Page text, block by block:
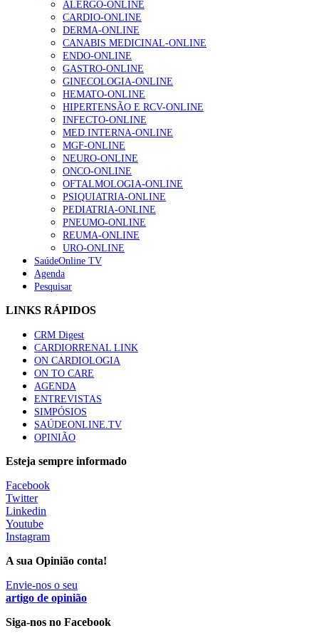
Alguns milhares de utentes podem ficar sem médico de
família com nova regras do registo, alerta associação
175 visualizações
Quase quatro em cada dez doentes com enfarte
apresentavam níveis elevados de Lp(a), revela estudo
86 visualizações
“Os programas de rastreio do cancro do pulmão são
custo-efetivos e representam um investimento
sustentável para os sistemas de saúde”
66 visualizações
Trodelvy aprovado para primeira linha no cancro da
elegíveis para inibidores PD-(L)1
Especialistas defendem mais potássio na alimentação
para ajudar a controlar a hipertensão
57 visualizações
MAIS NOTÍCIAS
Sindicato diz que nova carreira de médicos dentistas reforça
estabilidade no SNS
6 Ago, 2026
Mais de 400 utentes beneficiaram de comparticipação reforçada
para tratamentos de infertilidade na Madeira
6 Ago, 2026|0 Comments
ALERGO-ONLINE
CARDIO-ONLINE
DERMA-ONLINE
CANABIS MEDICINAL-ONLINE
ENDO-ONLINE
GASTRO-ONLINE
GINECOLOGIA-ONLINE
HEMATO-ONLINE
HIPERTENSÃO E RCV-ONLINE
INFECTO-ONLINE
MED.INTERNA-ONLINE
MGF-ONLINE
NEURO-ONLINE
ONCO-ONLINE
OFTALMOLOGIA-ONLINE
PSIQUIATRIA-ONLINE
PEDIATRIA-ONLINE
PNEUMO-ONLINE
REUMA-ONLINE
URO-ONLINE
SaúdeOnline TV
Agenda
Pesquisar
LINKS RÁPIDOS
CRM Digest
CARDIORRENAL LINK
ON CARDIOLOGIA
ON TO CARE
AGENDA
ENTREVISTAS
SIMPÓSIOS
SAÚDEONLINE.TV
OPINIÃO
Esteja sempre informado
Facebook
Twitter
Linkedin
Youtube
Instagram
A sua Opinião conta!
Envie-nos o seu
artigo de opinião
Siga-nos no Facebook